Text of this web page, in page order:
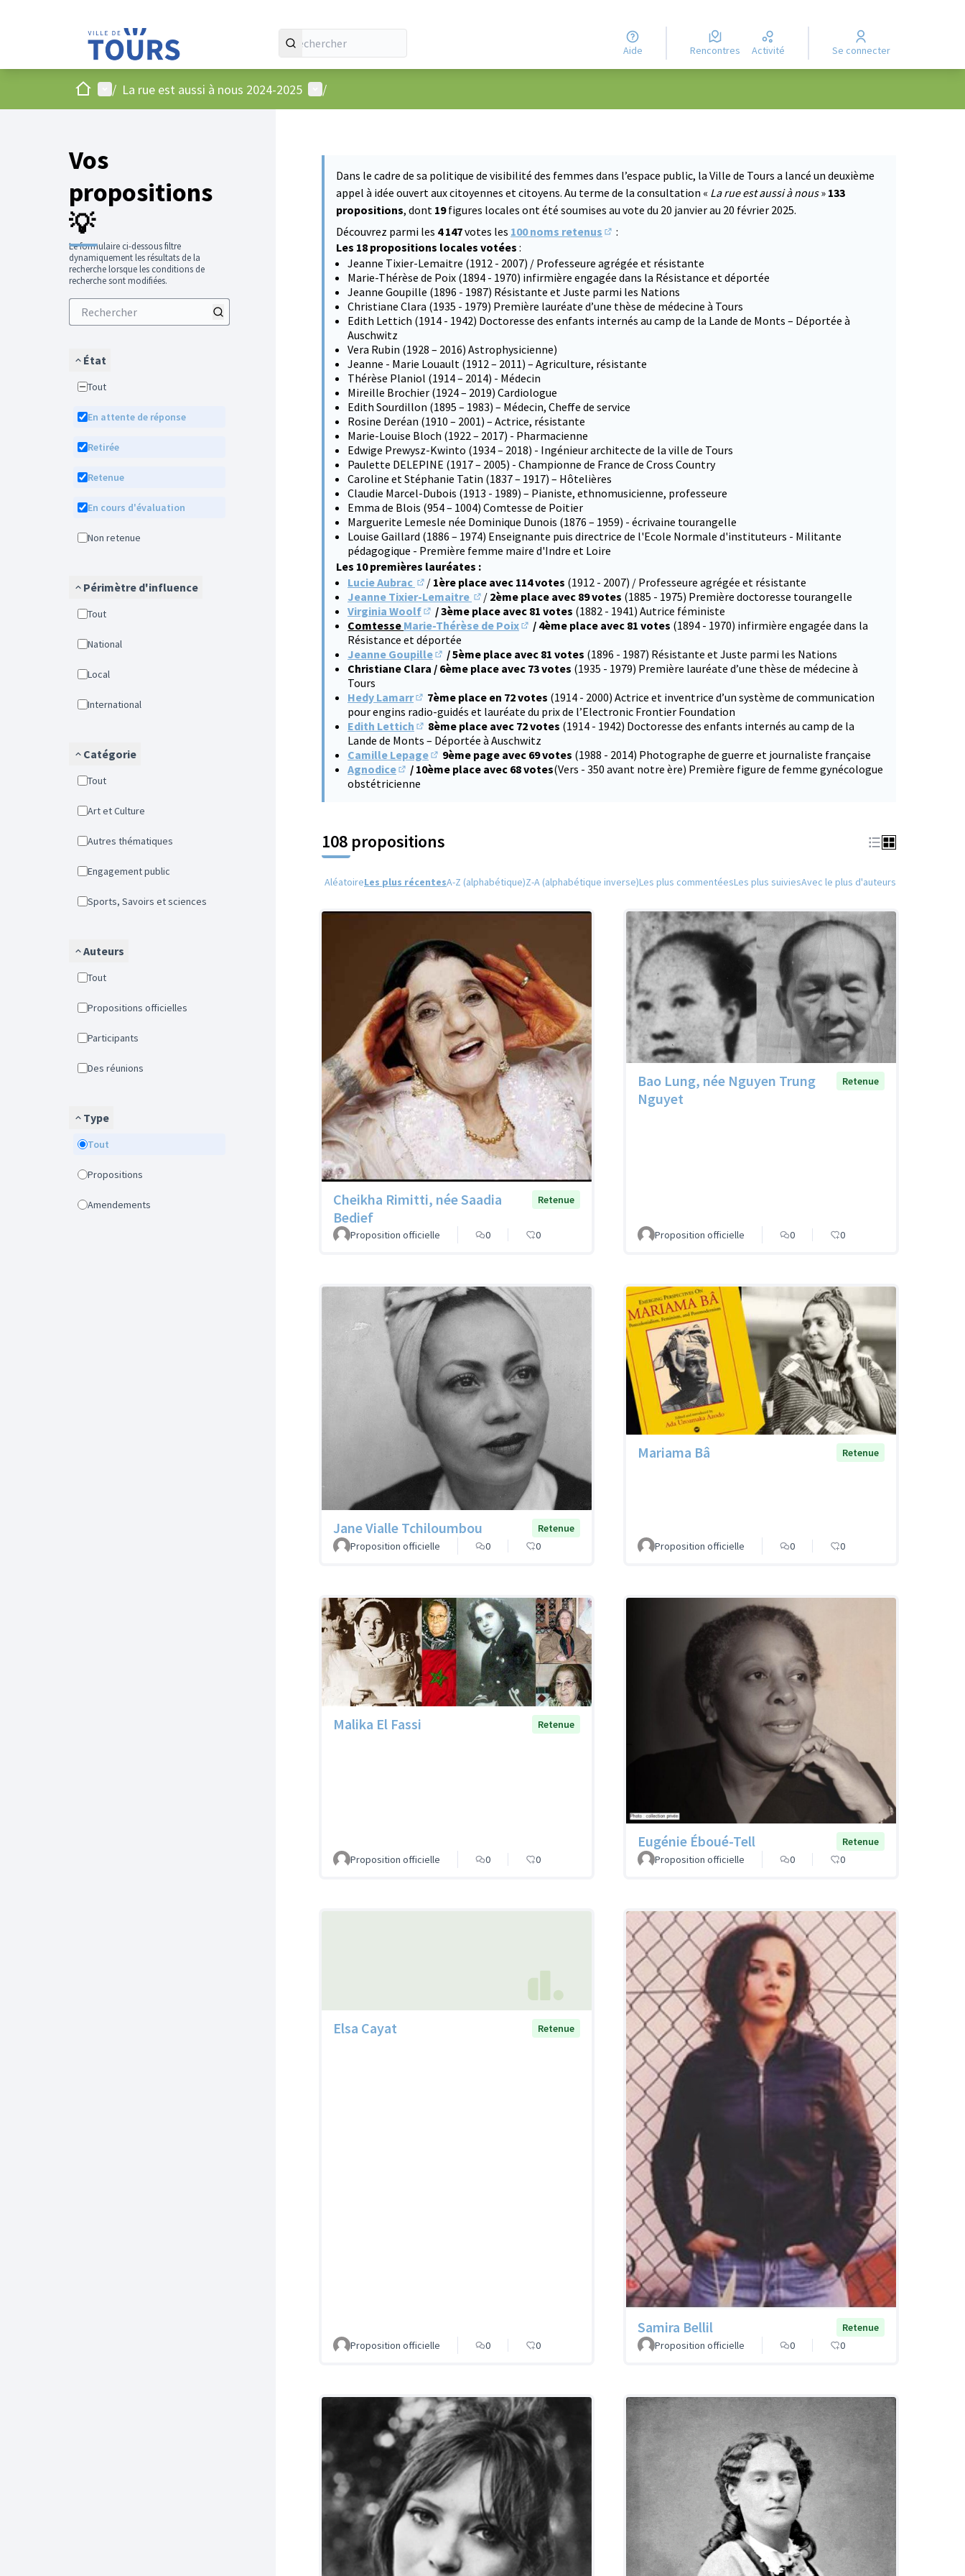
Aide Rencontres Activité Se connecter
AccueilMenu principal
/ La rue est aussi à nous 2024-2025 Menu utilisateur
/
Vos
propositions
💡
Le formulaire ci-dessous filtre
dynamiquement les résultats de la
recherche lorsque les conditions de
recherche sont modifiées.
État
Tout
En attente de réponse
Retirée
Retenue
En cours d'évaluation
Non retenue
Périmètre d'influence
Tout
National
Local
International
Catégorie
Tout
Art et Culture
Autres thématiques
Engagement public
Sports, Savoirs et sciences
Auteurs
Tout
Propositions officielles
Participants
Des réunions
Type
Tout
Propositions
Amendements
Dans le cadre de sa politique de visibilité des femmes dans l’espace public, la Ville de Tours a lancé un deuxième
appel à idée ouvert aux citoyennes et citoyens. Au terme de la consultation « La rue est aussi à nous» 133
propositions, dont 19figures locales ont été soumises au vote du 20 janvier au 20 février 2025.
Découvrez parmi les 4 147votes les 100 noms retenus
:
Les 18 propositions locales votées :
Jeanne Tixier-Lemaitre (1912 - 2007) / Professeure agrégée et résistante
Marie-Thérèse de Poix (1894 - 1970) infirmière engagée dans la Résistance et déportée
Jeanne Goupille (1896 - 1987) Résistante et Juste parmi les Nations
Christiane Clara (1935 - 1979) Première lauréate d’une thèse de médecine à Tours
Edith Lettich (1914 - 1942) Doctoresse des enfants internés au camp de la Lande de Monts – Déportée à
Auschwitz
Vera Rubin (1928 – 2016) Astrophysicienne)
Jeanne - Marie Louault (1912 – 2011) – Agriculture, résistante
Thérèse Planiol (1914 – 2014) - Médecin
Mireille Brochier (1924 – 2019) Cardiologue
Edith Sourdillon (1895 – 1983) – Médecin, Cheffe de service
Rosine Deréan (1910 – 2001) – Actrice, résistante
Marie-Louise Bloch (1922 – 2017) - Pharmacienne
Edwige Prewysz-Kwinto (1934 – 2018) - Ingénieur architecte de la ville de Tours
Paulette DELEPINE (1917 – 2005) - Championne de France de Cross Country
Caroline et Stéphanie Tatin (1837 – 1917) – Hôtelières
Claudie Marcel-Dubois (1913 - 1989) – Pianiste, ethnomusicienne, professeure
Emma de Blois (954 – 1004) Comtesse de Poitier
Marguerite Lemesle née Dominique Dunois (1876 – 1959) - écrivaine tourangelle
Louise Gaillard (1886 – 1974) Enseignante puis directrice de l'Ecole Normale d'instituteurs - Militante
pédagogique - Première femme maire d'Indre et Loire
Les 10 premières lauréates :
Lucie Aubrac
(S'ouvre dans un nouvel onglet)
/ 1ère place avec 114 votes (1912 - 2007) / Professeure agrégée et résistante
Jeanne Tixier-Lemaitre
(S'ouvre dans un nouvel onglet)
/ 2ème place avec 89 votes (1885 - 1975) Première doctoresse tourangelle
Virginia Woolf
(S'ouvre dans un nouvel onglet)
/ 3ème place avec 81 votes (1882 - 1941) Autrice féministe
Comtesse Marie-Thérèse de Poix
(S'ouvre dans un nouvel onglet)
/ 4ème place avec 81 votes (1894 - 1970) infirmière engagée dans la
Résistance et déportée
Jeanne Goupille
(S'ouvre dans un nouvel onglet)
/ 5ème place avec 81 votes (1896 - 1987) Résistante et Juste parmi les Nations
Christiane Clara / 6ème place avec 73 votes (1935 - 1979) Première lauréate d’une thèse de médecine à
Tours
Hedy Lamarr
(S'ouvre dans un nouvel onglet)
7ème place en 72 votes (1914 - 2000) Actrice et inventrice d’un système de communication
pour engins radio-guidés et lauréate du prix de l’Electronic Frontier Foundation
Edith Lettich
(S'ouvre dans un nouvel onglet)
8ème place avec 72 votes (1914 - 1942) Doctoresse des enfants internés au camp de la
Lande de Monts – Déportée à Auschwitz
Camille Lepage
(S'ouvre dans un nouvel onglet)
9ème page avec 69 votes (1988 - 2014) Photographe de guerre et journaliste française
Agnodice
(S'ouvre dans un nouvel onglet)
/ 10ème place avec 68 votes(Vers - 350 avant notre ère) Première figure de femme gynécologue
obstétricienne
108 propositions
AléatoireLes plus récentesA-Z (alphabétique)Z-A (alphabétique inverse)Les plus commentéesLes plus suiviesAvec le plus d'auteurs
Cheikha Rimitti, née Saadia
Bedief
Retenue
Proposition officielle 0 0
Bao Lung, née Nguyen Trung
Nguyet
Retenue
Proposition officielle 0 0
Jane Vialle Tchiloumbou
Retenue
Proposition officielle
0 0
Mariama Bâ Retenue
Proposition officielle 0 0
Malika El Fassi Retenue
Proposition officielle 0 0
Eugénie Éboué-Tell
Retenue
Proposition officielle
0 0
Elsa Cayat Retenue
Proposition officielle 0 0
Samira Bellil
Retenue
Proposition officielle
0 0